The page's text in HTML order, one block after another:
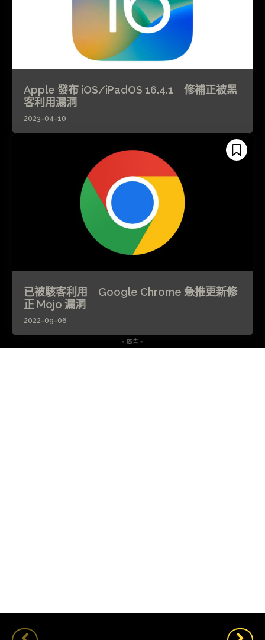
Apple 發布 iOS/iPadOS 16.4.1 修補正被黑
客利用漏洞
2023-04-10
已被駭客利用 Google Chrome 急推更新修
正 Mojo 漏洞
2022-09-06
- 廣告 -